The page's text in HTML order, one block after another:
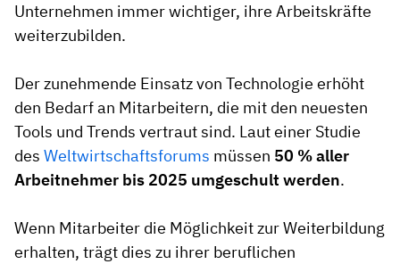
Unternehmen immer wichtiger, ihre Arbeitskräfte
weiterzubilden.
Der zunehmende Einsatz von Technologie erhöht
den Bedarf an Mitarbeitern, die mit den neuesten
Tools und Trends vertraut sind. Laut einer Studie
des Weltwirtschaftsforums müssen 50 % aller
Arbeitnehmer bis 2025 umgeschult werden.
Wenn Mitarbeiter die Möglichkeit zur Weiterbildung
erhalten, trägt dies zu ihrer beruflichen